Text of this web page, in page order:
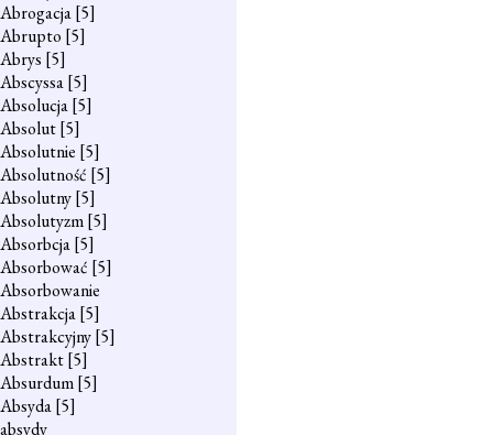
Abrogacja[5]
Abrupto [5]
Abrys [5]
Abscyssa[5]
Absolucja[5]
Absolut[5]
Absolutnie [5]
Absolutność [5]
Absolutny[5]
Absolutyzm[5]
Absorbcja[5]
Absorbować [5]
Absorbowanie
Abstrakcja[5]
Abstrakcyjny[5]
Abstrakt[5]
Absurdum[5]
Absyda[5]
absydy